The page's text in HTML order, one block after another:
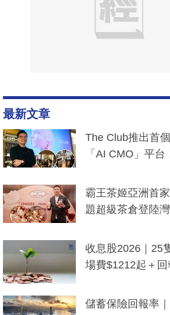
最新文章
The Club推出首
「AI CMO」平
分鐘生成「貼地
霸王茶姬亞洲首
題超級茶倉登陸
y及香港限定特調
收息股2026｜25
場費$1212起＋
儲蓄保險回報率